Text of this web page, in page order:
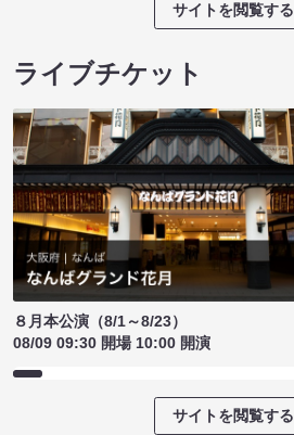
サイトを閲覧する
ライブチケット
８月本公演（8/1～8/23）
08/09 09:30 開場 10:00 開演
サイトを閲覧する